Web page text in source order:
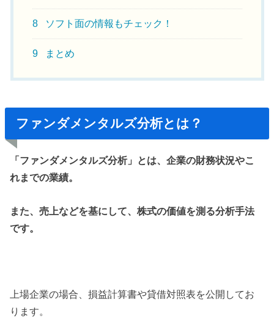
8 ソフト面の情報もチェック！
9 まとめ
ファンダメンタルズ分析とは？
「ファンダメンタルズ分析」とは、企業の財務状況やこ
れまでの業績。
また、売上などを基にして、株式の価値を測る分析手法
です。
上場企業の場合、損益計算書や貸借対照表を公開してお
ります。